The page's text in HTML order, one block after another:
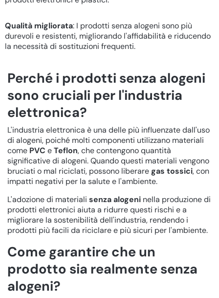
Qualità migliorata: I prodotti senza alogeni sono più
durevoli e resistenti, migliorando l'affidabilità e riducendo
la necessità di sostituzioni frequenti.
Perché i prodotti senza alogeni
sono cruciali per l'industria
elettronica?
L'industria elettronica è una delle più influenzate dall'uso
di alogeni, poiché molti componenti utilizzano materiali
come PVC eTeflon, che contengono quantità
significative di alogeni. Quando questi materiali vengono
bruciati o mal riciclati, possono liberaregas tossici, con
impatti negativi per la salute e l'ambiente.
L'adozione di materiali senza alogeni nella produzione di
prodotti elettronici aiuta a ridurre questi rischi e a
migliorare la sostenibilità dell'industria, rendendo i
prodotti più facili da riciclare e più sicuri per l'ambiente.
Come garantire che un
prodotto sia realmente senza
alogeni?